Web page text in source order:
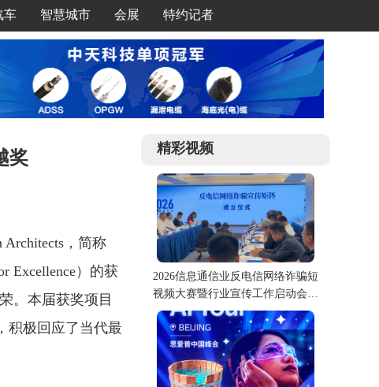
车 智慧城市 会展 特约记者
奖
，简称
Excellence）的获
。本届获奖项目
积极回应了当代最
精彩视频
2026信息通信业反电信网络诈骗短
视频大赛暨行业宣传工作启动会在
北京举行